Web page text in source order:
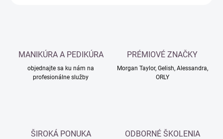
MANIKÚRA A PEDIKÚRA
objednajte sa ku nám na
profesionálne služby
PRÉMIOVÉ ZNAČKY
Morgan Taylor, Gelish, Alessandra,
ORLY
ŠIROKÁ PONUKA
ODBORNÉ ŠKOLENIA